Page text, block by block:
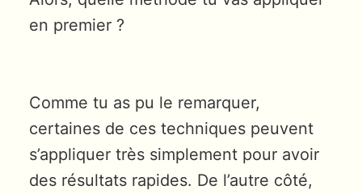
en premier ?
Comme tu as pu le remarquer,
certaines de ces techniques peuvent
s’appliquer très simplement pour avoir
des résultats rapides. De l’autre côté,